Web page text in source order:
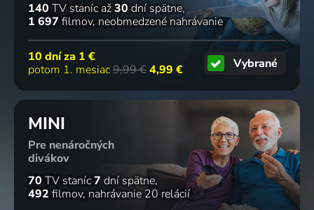
140 TV staníc až30 dní spätne
1 697 filmov neobmedzené nahrávanie
10 dní za 1 €
potom 1. mesiac9,99 €4,99 € Vybrané
MINI
Pre nenáročných
divákov
70 TV staníc7 dní spätne
492 filmov nahrávanie 20 relácií